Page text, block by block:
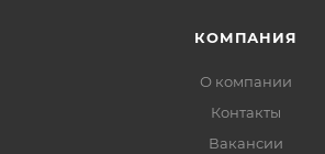
КОМПАНИЯ
О компании
Контакты
Вакансии